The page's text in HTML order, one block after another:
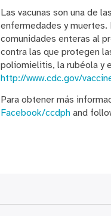
Las vacunas son una de
enfermedades y muertes.
comunidades enteras al
contra las que protegen
poliomielitis, la rubéola y
http://www.cdc.gov/
Para obtener más
Facebook/ccdph and